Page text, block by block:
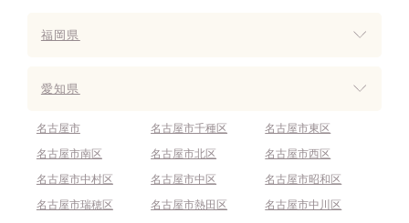
福岡県
愛知県
名古屋市 名古屋市千種区
名古屋市東区
名古屋市南区
名古屋市北区
名古屋市西区
名古屋市中村区
名古屋市中区
名古屋市昭和区
名古屋市瑞穂区
名古屋市熱田区
名古屋市中川区